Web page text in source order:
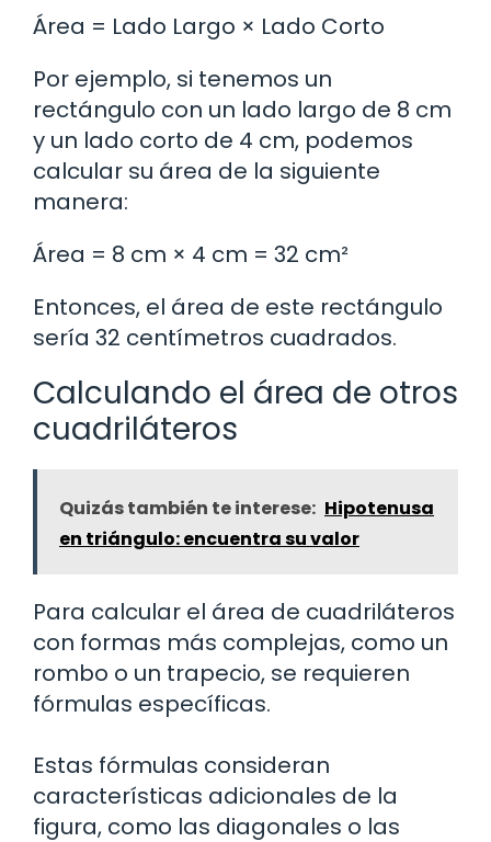
Área = Lado Largo × Lado Corto
Por ejemplo, si tenemos un
rectángulo con un lado largo de 8 cm
y un lado corto de 4 cm, podemos
calcular su área de la siguiente
manera:
Área = 8 cm × 4 cm = 32 cm²
Entonces, el área de este rectángulo
sería 32 centímetros cuadrados.
Calculando el área de otros
cuadriláteros
Quizás también te interese: Hipotenusa
en triángulo: encuentra su valor
Para calcular el área de cuadriláteros
con formas más complejas, como un
rombo o un trapecio, se requieren
fórmulas específicas.
Estas fórmulas consideran
características adicionales de la
figura, como las diagonales o las